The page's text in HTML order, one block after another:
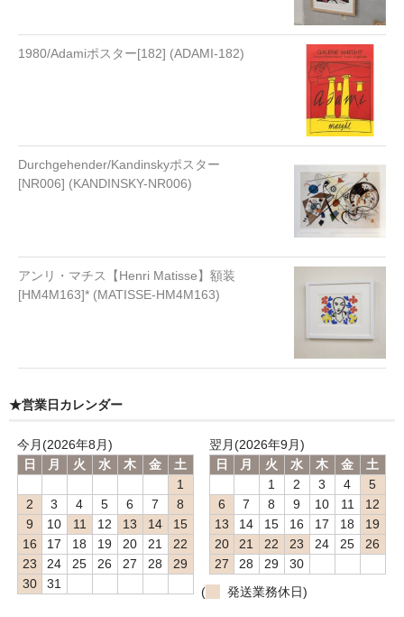
1980/Adamiポスター[182] (ADAMI-182)
Durchgehender/Kandinskyポスター
[NR006] (KANDINSKY-NR006)
アンリ・マチス【Henri Matisse】額装
[HM4M163]* (MATISSE-HM4M163)
★営業日カレンダー
今月(2026年8月)
日
月 火 水 木 金
土
1
2
3 4 5 6 7
8
9
10 11 12 13 14
15
16
17 18 19 20 21
22
23
24 25 26 27 28
29
30
31
翌月(2026年9月)
日
月 火 水 木 金
土
1
2 3 4
5
6
7 8 9 10 11
12
13
14 15 16 17 18
19
20
21 22 23 24 25
26
27
28 29
30
(
発送業務休日)